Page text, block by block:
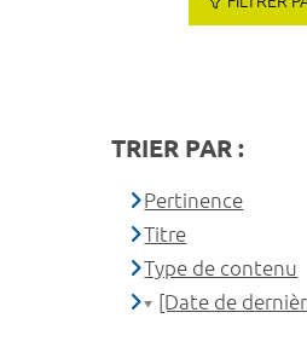
TRIER PAR :
Pertinence
Titre
Type de contenu
[Date de